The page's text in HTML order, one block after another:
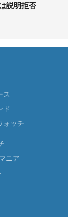
説明拒否
ス
ド
ォッチ
ニア